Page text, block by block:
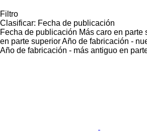
Filtro
Clasificar: Fecha de publicación
Fecha de publicación Más caro en parte
en parte superiorAño de fabricación -
Año de fabricación - más antiguo en